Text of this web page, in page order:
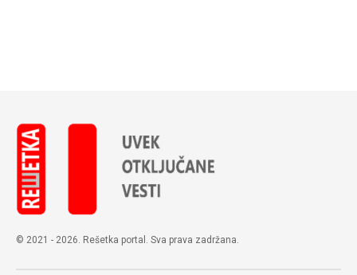
© 2021 - 2026. Rešetka portal. Sva prava zadržana.